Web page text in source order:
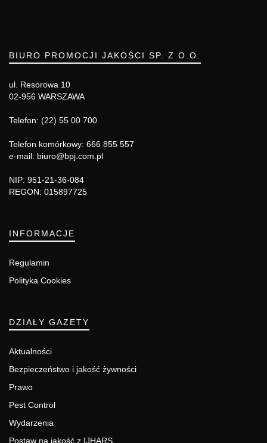
BIURO PROMOCJI JAKOŚCI SP. Z O.O.
ul. Resorowa 10
02-956 WARSZAWA
Telefon: (22) 55 00 700
Telefon komórkowy: 666 855 557
e-mail: biuro@bpj.com.pl
NIP: 951-21-36-084
REGON: 015897725
INFORMACJE
Regulamin
Polityka Cookies
DZIAŁY GAZETY
Aktualności
Bezpieczeństwo i jakość żywności
Prawo
Pest Control
Wydarzenia
Postaw na jakość z IJHARS